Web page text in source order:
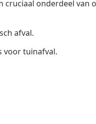
cruciaal onderdeel van
afval.
voor tuinafval.